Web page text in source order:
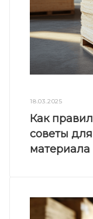
18.03.2025
Как
советы
материала